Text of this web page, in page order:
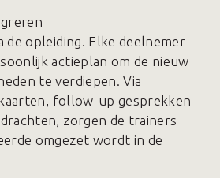
opleiding. Elke deelnemer
actieplan om de nieuw
te verdiepen. Via
follow-up gesprekken
zorgen de trainers
omgezet wordt in de